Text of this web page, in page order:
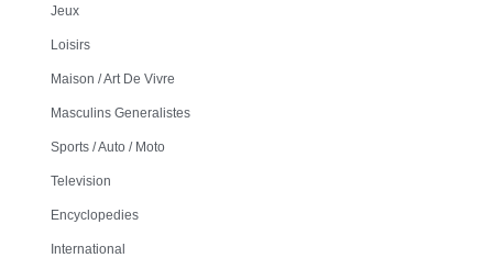
Jeux
Loisirs
Maison / Art De Vivre
Masculins Generalistes
Sports / Auto / Moto
Television
Encyclopedies
International